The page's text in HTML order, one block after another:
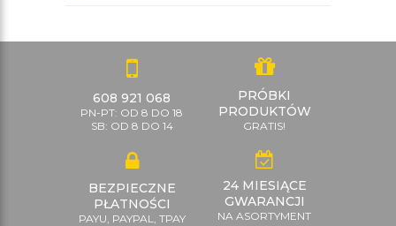
608 921 068
PN-PT: OD 8 DO 18
SB: OD 8 DO 14
PRÓBKI
PRODUKTÓW
GRATIS!
BEZPIECZNE
PŁATNOŚCI
PAYU, PAYPAL, TPAY
24 MIESIĄCE
GWARANCJI
NA ASORTYMENT